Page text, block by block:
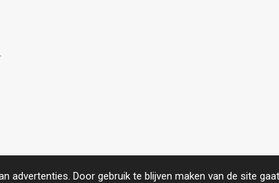
Door gebruik te blijven maken van de site
www.compas.be/